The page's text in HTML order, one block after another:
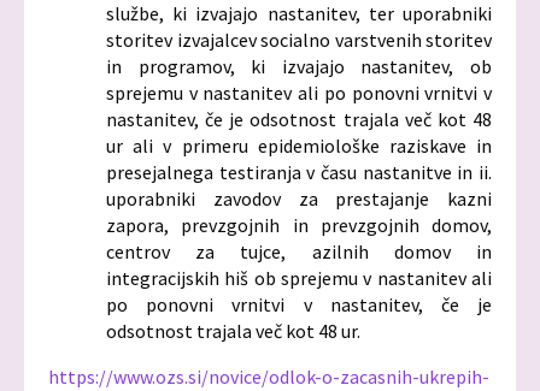
službe, ki izvajajo nastanitev, ter uporabniki
storitev izvajalcev socialno varstvenih storitev
in programov, ki izvajajo nastanitev, ob
sprejemu v nastanitev ali po ponovni vrnitvi v
nastanitev, če je odsotnost trajala več kot 48
ur ali v primeru epidemiološke raziskave in
presejalnega testiranja v času nastanitve in ii.
uporabniki zavodov za prestajanje kazni
zapora, prevzgojnih in prevzgojnih domov,
centrov za tujce, azilnih domov in
integracijskih hiš ob sprejemu v nastanitev ali
po ponovni vrnitvi v nastanitev, če je
odsotnost trajala več kot 48 ur.
https://www.ozs.si/novice/odlok-o-zacasnih-ukrepih-